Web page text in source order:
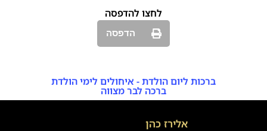
לחצו להדפסה
הדפסה
ברכות ליום הולדת - איחולים לימי הולדת
ברכה לבר מצווה
אלירז כהן